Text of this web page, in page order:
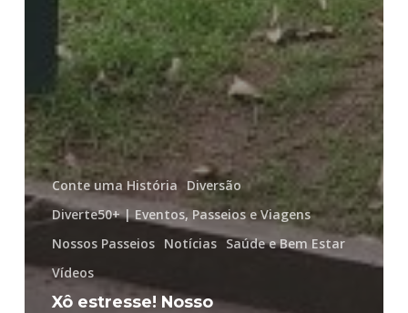
Conte uma História Diversão
Diverte50+ | Eventos, Passeios e Viagens
Nossos Passeios Notícias Saúde e Bem Estar
Vídeos
Xô estresse! Nosso